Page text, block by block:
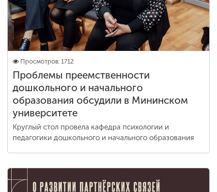
Просмотров: 1712
Проблемы преемственности
дошкольного и начального
образования обсудили в Мининском
университете
Круглый стол провела кафедра психологии и
педагогики дошкольного и начального образования